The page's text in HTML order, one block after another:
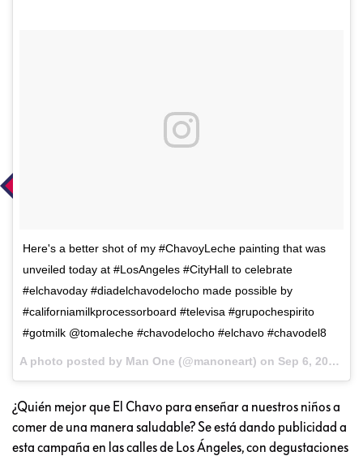
Here's a better shot of my #ChavoyLeche painting that was
unveiled today at #LosAngeles #CityHall to celebrate
#elchavoday #diadelchavodelocho made possible by
#californiamilkprocessorboard #televisa #grupochespirito
#gotmilk @tomaleche #chavodelocho #elchavo #chavodel8
A photo posted by Man One (@manoneart) on Sep 6, 2016 at 9:39pm PDT
¿Quién mejor que El Chavo para enseñar a nuestros niños a
comer de una manera saludable? Se está dando publicidad a
esta campaña en las calles de Los Ángeles, con degustaciones